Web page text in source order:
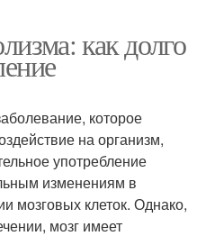
как долго
которое
на организм,
употребление
изменениям в
мозговых клеток. Однако,
мозг имеет